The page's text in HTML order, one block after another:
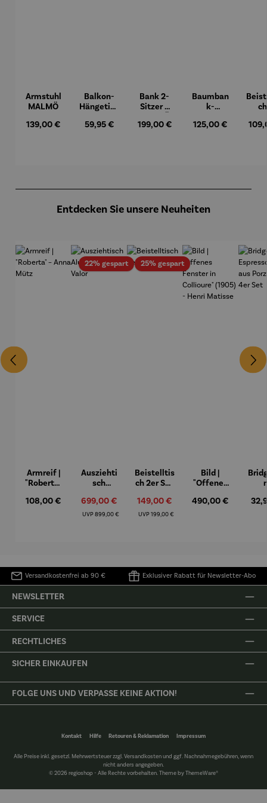
Armstuhl
MALMÖ
Regulärer Preis:
139,00 €
Balkon-
Hängetisc
BERKELE
Regulärer Preis:
59,95 €
Bank 2-
Sitzer –
Regulärer Preis:
199,00 €
Baumban
k-
Regulärer Preis:
125,00 €
Entdecken Sie unsere Neuheiten
Armreif |
"Roberta"
Mütz
Regulärer Preis:
108,00 €
22% gespartRabatt
Ausziehti
sch
m – Valor
Verkaufspreis:
699,00 €
UVP Regulärer Preis:
899,00 €
25% gespartRabatt
Beistelltis
ch 2er Set
Verkaufspreis:
149,00 €
UVPRegulärer Preis:
199,00 €
Bild |
"Offenes
Collioure"
Regulärer Preis:
490,00 €
Versandkostenfrei ab 90 € Exklusiver Rabatt für Newsletter-Abo
NEWSLETTER
SERVICE
RECHTLICHES
SICHER EINKAUFEN
FOLGE UNS UND VERPASSE KEINE AKTION!
Kontakt Hilfe Retouren & Reklamation Impressum
Alle Preise inkl. gesetzl. Mehrwertsteuer zzgl.Versandkostenund ggf. Nachnahmegebühren, wenn
nicht anders angegeben.
© 2026 regioshop - Alle Rechte vorbehalten. Theme byThemeWare®